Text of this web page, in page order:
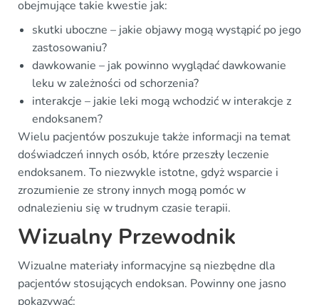
obejmujące takie kwestie jak:
skutki uboczne – jakie objawy mogą wystąpić po jego
zastosowaniu?
dawkowanie – jak powinno wyglądać dawkowanie
leku w zależności od schorzenia?
interakcje – jakie leki mogą wchodzić w interakcje z
endoksanem?
Wielu pacjentów poszukuje także informacji na temat
doświadczeń innych osób, które przeszły leczenie
endoksanem. To niezwykle istotne, gdyż wsparcie i
zrozumienie ze strony innych mogą pomóc w
odnalezieniu się w trudnym czasie terapii.
Wizualny Przewodnik
Wizualne materiały informacyjne są niezbędne dla
pacjentów stosujących endoksan. Powinny one jasno
pokazywać: